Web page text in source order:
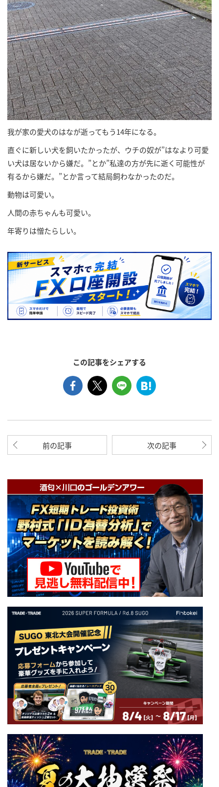
我が家の愛犬のはなが逝ってもう14年になる。
直ぐに新しい犬を飼いたかったが、ウチの奴が”はなより可愛
い犬は居ないから嫌だ。”とか”私達の方が先に逝く可能性が
有るから嫌だ。”とか言って結局飼わなかったのだ。
動物は可愛い。
人間の赤ちゃんも可愛い。
年寄りは憎たらしい。
この記事をシェアする
前の記事 次の記事